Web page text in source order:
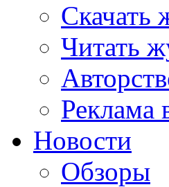
Скачать
Читать
Реклама
Новости
Обзоры